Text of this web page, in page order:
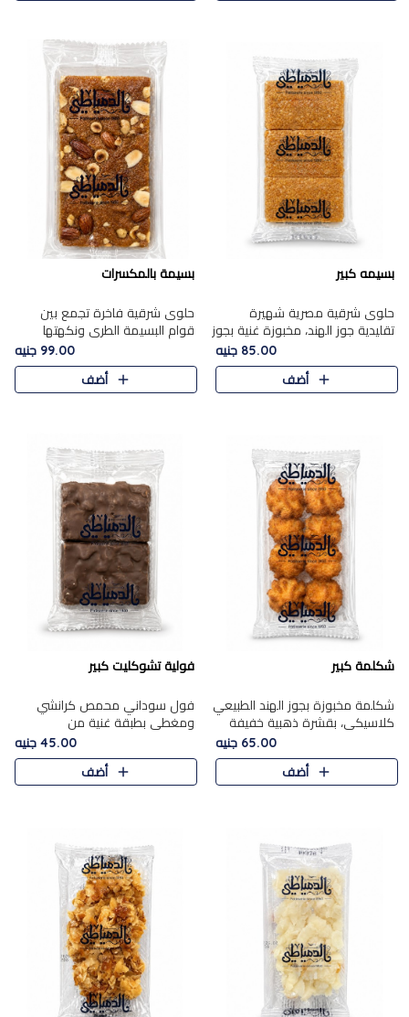
بسيمه كبير
حلوى شرقية مصرية شهيرة
تقليدية جوز الهند، مخبوزة غنية بجوز
الهند، بلمسه ذهبية وتتميز بقوامها
المرمل وطعمها اللذيذ الذي يشبه
البسبوسة. تُخبز..
85.00 جنيه
أضف
بسيمة بالمكسرات
حلوى شرقية فاخرة تجمع بين
قوام البسيمة الطري ونكهتها
الغنية، مزينة بتشكيلة مختارة من
اللوز والبندق والمكسرات الفاخرة.
مزيج متوازن من القوام ..
99.00 جنيه
أضف
شكلمة كبير
شكلمة مخبوزة بجوز الهند الطبيعي
كلاسيكي، بقشرة ذهبية خفيفة
وقلب طري رطب يذوب في الفم،
تمنحك المذاق الشرقي الحلو الأصيل
التقليدي في كل لقمة.
65.00 جنيه
أضف
فولية تشوكليت كبير
فول سوداني محمص كرانشي
ومغطى بطبقة غنية من
الشوكولاتة، يجمع بين طعم
القرمشة الأصيلة الكلاسكيكية
التقليدية للفول السوداني وحلاوة
45.00 جنيه
أضف